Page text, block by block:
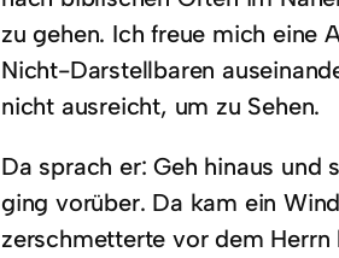
zu gehen. Ich freue mich eine
Nicht-Darstellbaren
nicht ausreicht, um zu Sehen.
Da sprach er: Geh hinaus und
ging vorüber. Da kam ein
zerschmetterte vor dem